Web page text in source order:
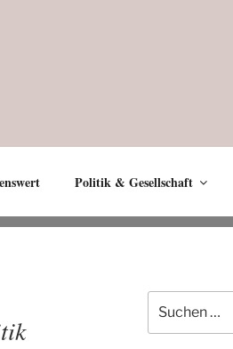
Politik & Gesellschaft
Suche
nach: